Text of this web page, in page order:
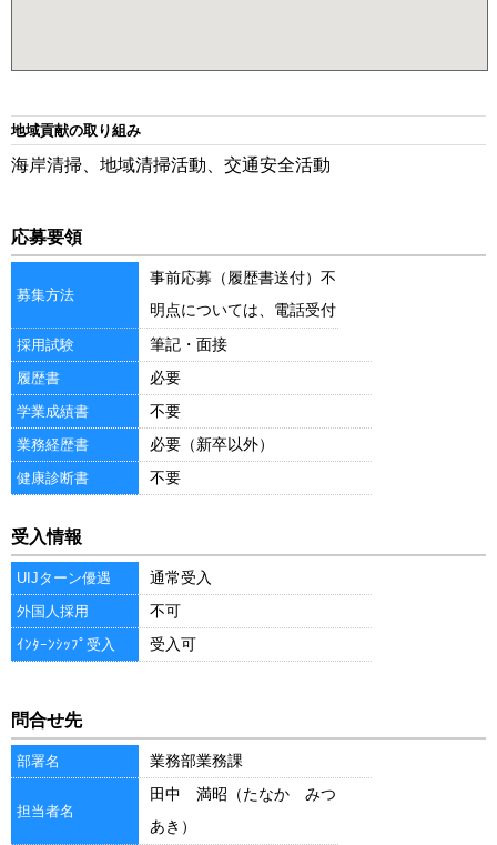
地域貢献の取り組み
海岸清掃、地域清掃活動、交通安全活動
応募要領
募集方法
事前応募（履歴書送付）不
明点については、電話受付
採用試験 筆記・面接
履歴書 必要
学業成績書 不要
業務経歴書 必要（新卒以外）
健康診断書 不要
受入情報
UIJターン優遇 通常受入
外国人採用 不可
ｲﾝﾀｰﾝｼｯﾌﾟ受入 受入可
問合せ先
部署名 業務部業務課
担当者名
田中 満昭（たなか みつ
あき）